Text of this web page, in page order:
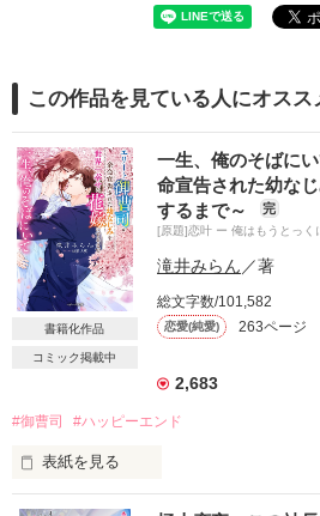
この作品を見ている人にオスス
書籍化作品
コミック掲載中
一生、俺のそばに
命宣告された幼な
するまで～
完
[原題]恋叶 ー 俺はもうとっく
滝井みらん／著
総文字数/101,582
恋愛(純愛) 263ページ
2,683
#御曹司 #ハッピーエンド
表紙を見る